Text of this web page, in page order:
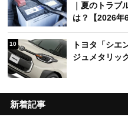
｜夏のトラブ
は？【2026年6
10
トヨタ「シ
ジュメタリッ
新着記事